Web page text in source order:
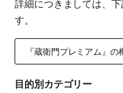
目的別カテゴリー
詳細につきましては、
す。
『蔵衛門プレミアム』の